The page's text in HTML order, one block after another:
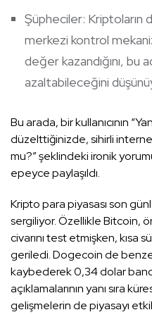
Şüpheciler: Kriptoların
merkezi kontrol
değer kazandığını, bu
azaltabileceğini
Bu arada, bir kullanıcının
düzelttiğinizde, sihirli
mu?” şeklindeki ironik
epeyce paylaşıldı.
Kripto para piyasası son
sergiliyor. Özellikle Bitcoin,
civarını test etmişken,
geriledi. Dogecoin de
kaybederek 0,34 dolar
açıklamalarının yanı sıra
gelişmelerin de piyasayı